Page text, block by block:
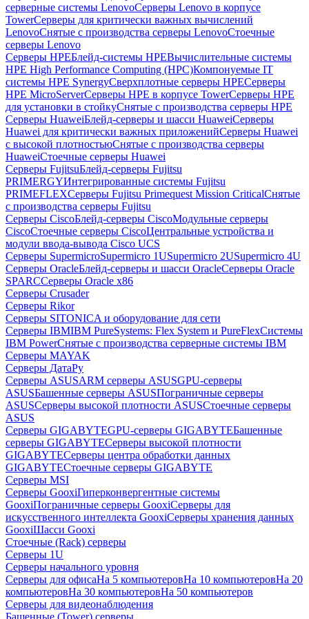
серверные системы LenovoСерверы Lenovo в корпусе
TowerСерверы для критически важных вычислений
LenovoСнятые с производства серверы LenovoСтоечные
серверы Lenovo
Серверы HPEБлейд-системы HPEВычислительные системы
HPE High Performance Computing (HPC)Компонуемые IT
системы HPE SynergyСверхплотные серверы HPEСерверы
HPE MicroServerСерверы HPE в корпусе TowerСерверы HPE
для установки в стойкуСнятые с производства серверы HPE
Серверы HuaweiБлейд-серверы и шасси HuaweiСерверы
Huawei для критически важных приложенийСерверы Huawei
с высокой плотностьюСнятые с производства серверы
HuaweiСтоечные серверы Huawei
Серверы FujitsuБлейд-серверы Fujitsu
PRIMERGYИнтегрированные системы Fujitsu
PRIMEFLEXСерверы Fujitsu Primequest Mission CriticalСнятые
с производства серверы Fujitsu
Серверы CiscoБлейд-серверы CiscoМодульные серверы
CiscoСтоечные серверы CiscoЦентральные устройства и
модули ввода-вывода Cisco UCS
Серверы SupermicroSupermicro 1USupermicro 2USupermicro 4U
Серверы OracleБлейд-серверы и шасси OracleСерверы Oracle
SPARCСерверы Oracle x86
Серверы Crusader
Серверы Rikor
Серверы SITONICA и оборудование для сети
Серверы IBMIBM PureSystems: Flex System и PureFlexСистемы
IBM PowerСнятые с производства серверные системы IBM
Серверы MAYAK
Серверы ДатаРу
Серверы ASUSARM серверы ASUSGPU-серверы
ASUSБашенные серверы ASUSПограничные серверы
ASUSСерверы высокой плотности ASUSСтоечные серверы
ASUS
Серверы GIGABYTEGPU-серверы GIGABYTEБашенные
серверы GIGABYTEСерверы высокой плотности
GIGABYTEСерверы центра обработки данных
GIGABYTEСтоечные серверы GIGABYTE
Серверы MSI
Серверы GooxiГиперконвергентные системы
GooxiПограничные серверы GooxiСерверы для
искусственного интеллекта GooxiСерверы хранения данных
GooxiШасси Gooxi
Стоечные (Rack) серверы
Серверы 1U
Серверы начального уровня
Серверы для офисаНа 5 компьютеровНа 10 компьютеровНа 20
компьютеровНа 30 компьютеровНа 50 компьютеров
Серверы для видеонаблюдения
Башенные (Tower) серверы